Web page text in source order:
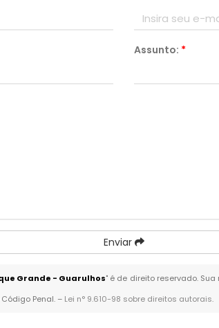
Assunto: *
Enviar
Grande - Guarulhos" é de direito reservado.
Penal. – Lei n° 9.610-98 sobre direitos autorais.